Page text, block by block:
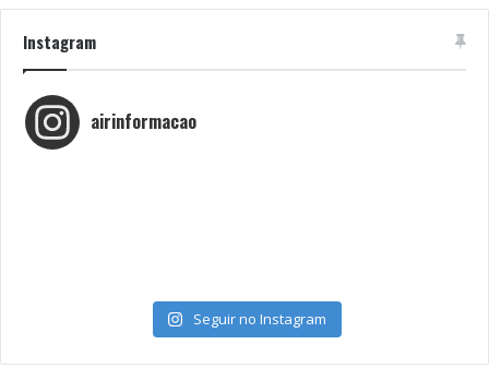
Instagram
airinformacao
Seguir no Instagram